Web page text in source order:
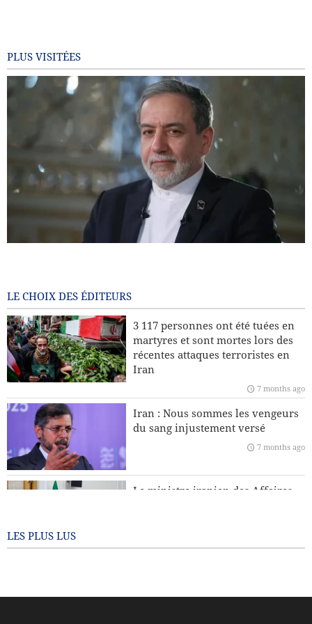
PLUS VISITÉES
Pourquoi l’Iran insiste-t-il sur son droit à l’enrichissement
nucléaire à des fins civiles ?
Leader : La récente sédition était américaine et le président
américain en est le principal coupable
L’Europe fera-t-elle appel à l’Iran et au Yémen pour
protéger le Groenland face aux États-Unis ?
Téhéran dénonce les accusations de l’Argentine contre le
CGRI
LE CHOIX DES ÉDITEURS
3 117 personnes ont été tuées en
martyres et sont mortes lors des
récentes attaques terroristes en
Iran
7 months ago
Iran : Nous sommes les vengeurs
du sang injustement versé
7 months ago
Le ministre iranien des Affaires
LES PLUS LUS